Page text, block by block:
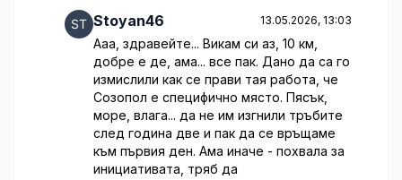
Stoyan46 13.05.2026, 13:03
Ааа, здравейте... Викам си аз, 10 км,
добре е де, ама... все пак. Дано да са го
измислили как се прави тая работа, че
Созопол е специфично място. Пясък,
море, влага... да не им изгнили тръбите
след година две и пак да се връщаме
към първия ден. Ама иначе - похвала за
инициативата, тряб да